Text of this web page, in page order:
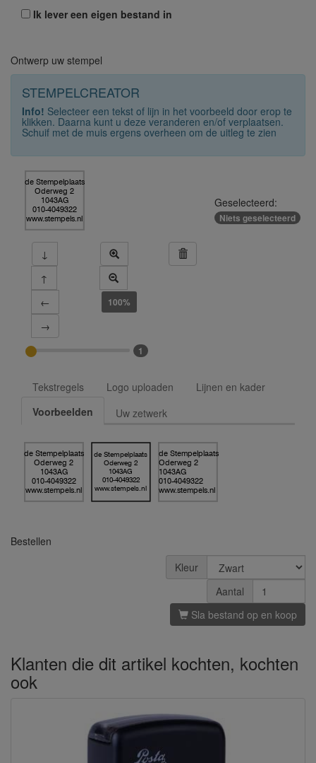
Ik lever een eigen bestand in
Ontwerp uw stempel
STEMPELCREATOR
Info! Selecteer een tekst of lijn in het voorbeeld door erop te
klikken. Daarna kunt u deze veranderen en/of verplaatsen.
Schuif met de muis ergens overheen om de uitleg te zien
de Stempelplaats
Oderweg 2
1043AG
010-4049322
www.stempels.nl
↓
↑
←
→
100%
Geselecteerd:
Niets geselecteerd
1
Tekstregels Logo uploaden
Lijnen en kader
Voorbeelden
Uw zetwerk
de Stempelplaats
Oderweg 2
1043AG
010-4049322
www.stempels.nl
de Stempelplaats
Oderweg 2
1043AG
010-4049322
www.stempels.nl
de Stempelplaats
Oderweg 2
1043AG
010-4049322
www.stempels.nl
Bestellen
Kleur
Aantal
Sla bestand op en koop
Klanten die dit artikel kochten, kochten
ook